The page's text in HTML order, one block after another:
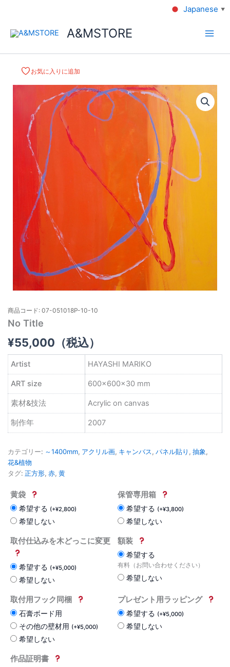
A&MSTORE
お気に入りに追加
商品コード: 07-051018P-10-10
No Title
¥55,000 （税込）
Artist HAYASHI MARIKO
ART size 600×600×30 mm
素材&技法 Acrylic on canvas
制作年 2007
カテゴリー: ～1400mm, アクリル画, キャンバス, パネル貼り , 抽象,
花&植物
タグ: 正方形, 赤, 黄
黄袋
希望する (+¥2,800)
希望しない
保管専用箱
希望する (+¥3,800)
希望しない
取付仕込みを木どっこに変更
希望する (+¥5,000)
希望しない
額装
希望する
有料（お問い合わせください）
希望しない
取付用フック同梱
石膏ボード用
その他の壁材用 (+¥5,000)
希望しない
プレゼント用ラッピング
希望する (+¥5,000)
希望しない
作品証明書
Japanese ▼